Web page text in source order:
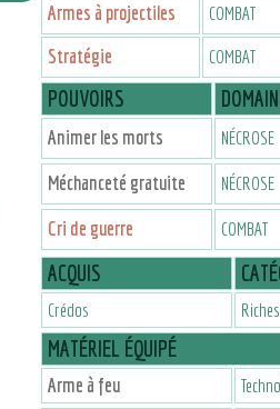
Armes à projectiles COMBAT
Stratégie COMBAT
POUVOIRS
Animer les morts NÉCROSE
Méchanceté gratuite NÉCROSE
Cri de guerre COMBAT
ACQUIS
Crédos
MATÉRIEL ÉQUIPÉ
Arme à feu